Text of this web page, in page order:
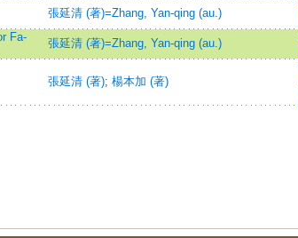
張延清 (著)=Zhang, Yan-qing (au.)
Fa-
張延清 (著)=Zhang, Yan-qing (au.)
張延清 (著); 楊本加 (著)